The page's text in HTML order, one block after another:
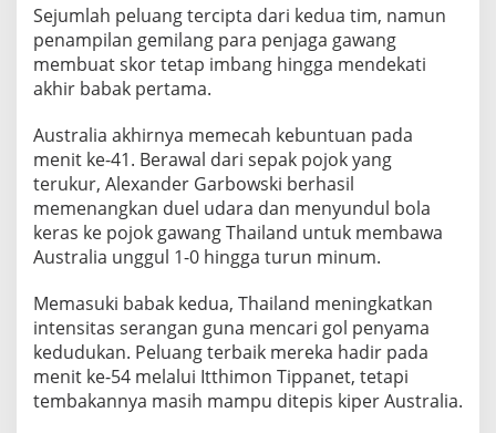
n
a
s
o
a
Sejumlah peluang tercipta dari kedua tim, namun
penampilan gemilang para penjaga gawang
membuat skor tetap imbang hingga mendekati
akhir babak pertama.
Australia akhirnya memecah kebuntuan pada
menit ke-41. Berawal dari sepak pojok yang
terukur, Alexander Garbowski berhasil
memenangkan duel udara dan menyundul bola
keras ke pojok gawang Thailand untuk membawa
Australia unggul 1-0 hingga turun minum.
Memasuki babak kedua, Thailand meningkatkan
intensitas serangan guna mencari gol penyama
kedudukan. Peluang terbaik mereka hadir pada
menit ke-54 melalui Itthimon Tippanet, tetapi
tembakannya masih mampu ditepis kiper Australia.